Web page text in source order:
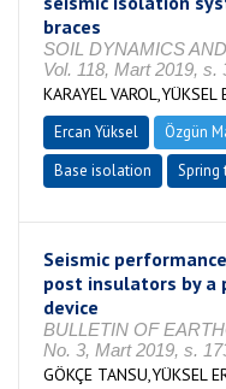
braces
SOIL DYNAMICS
Vol. 118, Mart 2019, s.
KARAYEL
Ercan Yüksel Özgün
Base isolation
Spring
Seismic
post insulators by a
device
BULLETIN OF
No. 3, Mart 2019, s.
GÖKÇE TANSU,YÜKSEL